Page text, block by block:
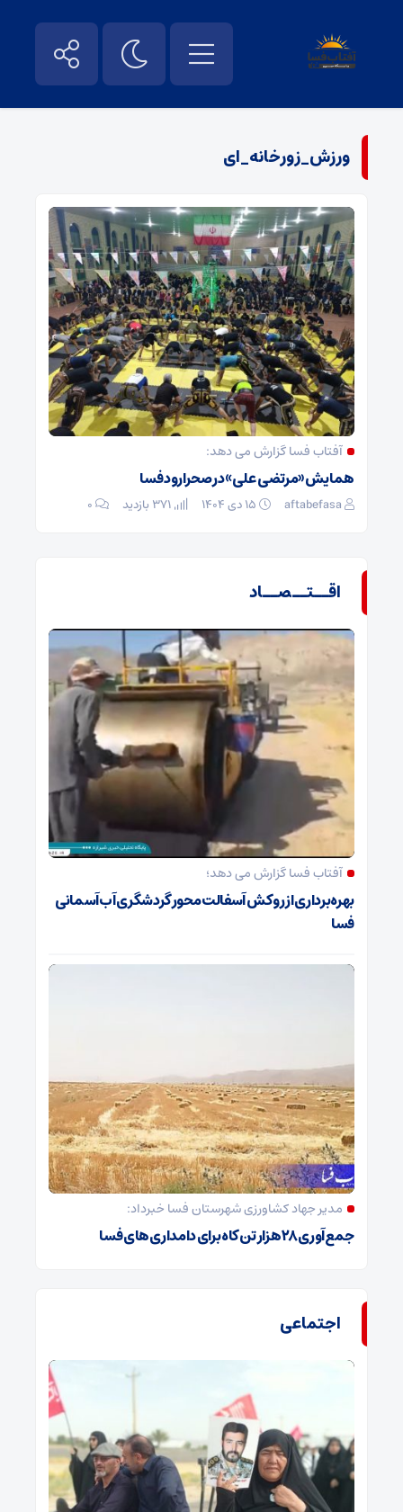
ورزش_زورخانه_ای
آفتاب فسا گزارش می دهد:
همایش «مرتضی علی» در صحرارود فسا
aftabefasa ۰
اقــتــصــاد
آفتاب فسا گزارش می دهد؛
بهره‌برداری از روکش آسفالت محور گردشگری آب‌آسمانی
فسا
مدیر جهاد کشاورزی شهرستان فسا خبرداد:
جمع‌آوری ۲۸ هزار تن کاه برای دامداری‌های فسا
اجتماعی